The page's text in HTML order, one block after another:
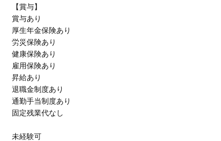
【賞与】
賞与あり
厚生年金保険あり
労災保険あり
健康保険あり
雇用保険あり
昇給あり
退職金制度あり
通勤手当制度あり
固定残業代なし
未経験可